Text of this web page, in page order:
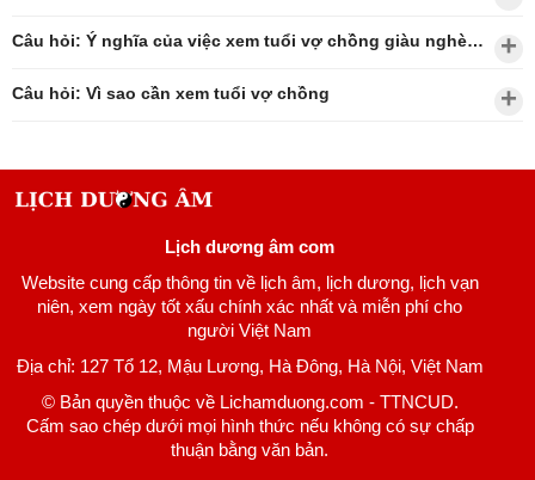
Câu hỏi: Ý nghĩa của việc xem tuổi vợ chồng giàu nghèo?
Câu hỏi: Vì sao cần xem tuổi vợ chồng
Lịch dương âm com
Website cung cấp thông tin về lịch âm, lịch dương, lịch vạn
niên, xem ngày tốt xấu chính xác nhất và miễn phí cho
người Việt Nam
Địa chỉ: 127 Tổ 12, Mậu Lương, Hà Đông, Hà Nội, Việt Nam
© Bản quyền thuộc về Lichamduong.com - TTNCUD.
Cấm sao chép dưới mọi hình thức nếu không có sự chấp
thuận bằng văn bản.